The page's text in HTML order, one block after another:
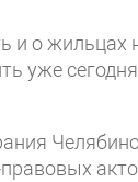
и о жильцах
уже